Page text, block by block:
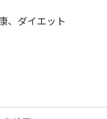
、ダイエット